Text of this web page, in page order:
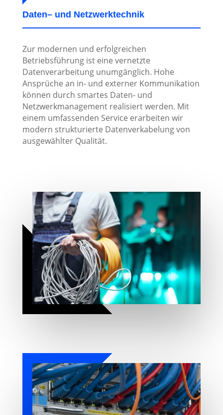
Daten– und Netzwerktechnik
Zur modernen und erfolgreichen
Betriebsführung ist eine vernetzte
Datenverarbeitung unumgänglich. Hohe
Ansprüche an in- und externer Kommunikation
können durch smartes Daten- und
Netzwerkmanagement realisiert werden. Mit
einem umfassenden Service erarbeiten wir
modern strukturierte Datenverkabelung von
ausgewählter Qualität.